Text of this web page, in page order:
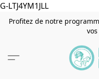
G-LTJ4YM1JLL
Profitez de notre